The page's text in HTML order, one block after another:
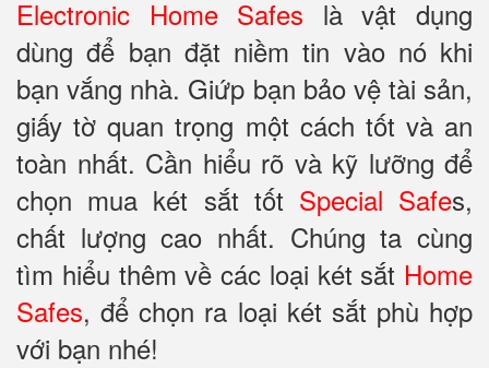
Electronic Home Safes là vật dụng
dùng để bạn đặt niềm tin vào nó khi
bạn vắng nhà. Giứp bạn bảo vệ tài sản,
giấy tờ quan trọng một cách tốt và an
toàn nhất. Cần hiểu rõ và kỹ lưỡng để
chọn mua két sắt tốt Special Safes,
chất lượng cao nhất. Chúng ta cùng
tìm hiểu thêm về các loại két sắt Home
Safes, để chọn ra loại két sắt phù hợp
với bạn nhé!